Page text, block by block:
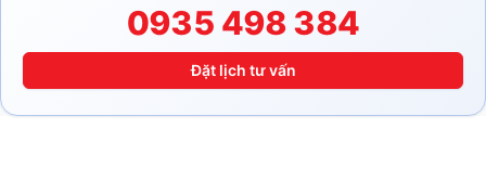
0935 498 384
Đặt lịch tư vấn